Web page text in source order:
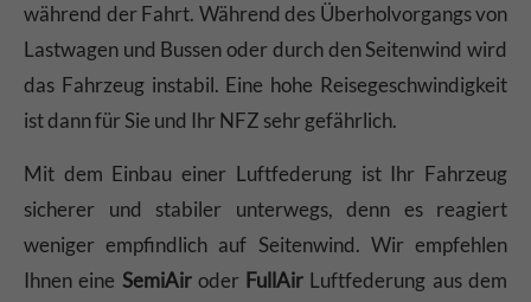
während der Fahrt. Während des Überholvorgangs von
Lastwagen und Bussen oder durch den Seitenwind wird
das Fahrzeug instabil. Eine hohe Reisegeschwindigkeit
ist dann für Sie und Ihr NFZ sehr gefährlich.
Mit dem Einbau einer Luftfederung ist Ihr Fahrzeug
sicherer und stabiler unterwegs, denn es reagiert
weniger empfindlich auf Seitenwind. Wir empfehlen
Ihnen eine SemiAiroder FullAir Luftfederung aus dem